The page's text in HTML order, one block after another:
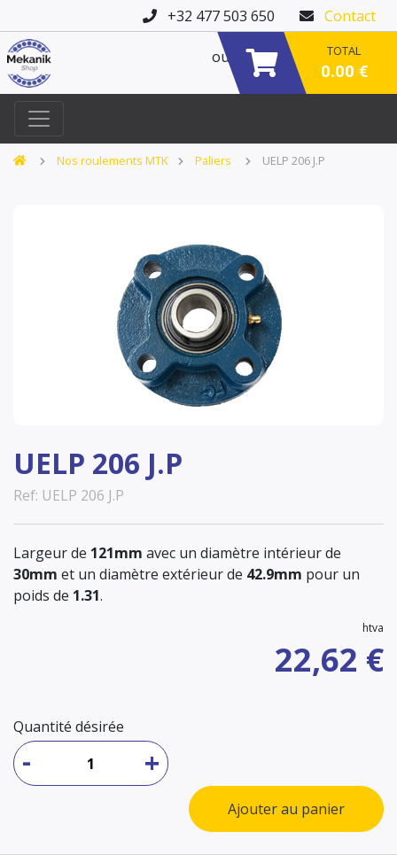
+32 477 503 650 Contact
ou TOTAL
0.00 €
Nos roulements MTK Paliers UELP 206 J.P
UELP 206 J.P
Ref: UELP 206 J.P
Largeur de 121mm avec un diamètre intérieur de
30mm et un diamètre extérieur de 42.9mm pour un
poids de 1.31.
htva
22,62 €
Quantité désirée
+
-
Ajouter au panier